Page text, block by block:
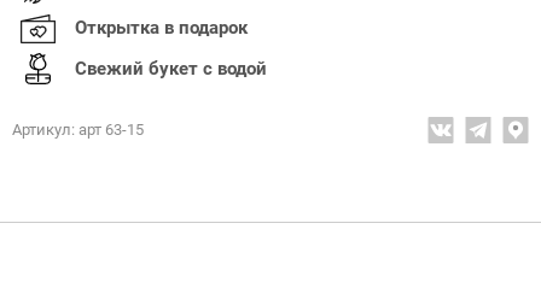
Открытка в подарок
Свежий букет с водой
Артикул: арт 63-15